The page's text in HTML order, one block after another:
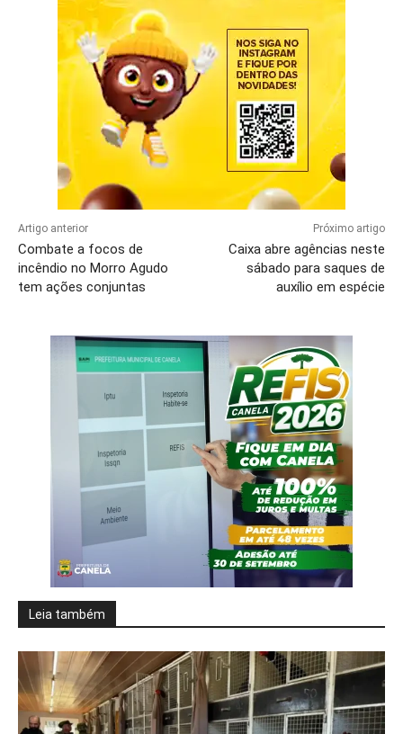
Artigo anterior
Combate a focos de
incêndio no Morro Agudo
tem ações conjuntas
Próximo artigo
Caixa abre agências neste
sábado para saques de
auxílio em espécie
Leia também